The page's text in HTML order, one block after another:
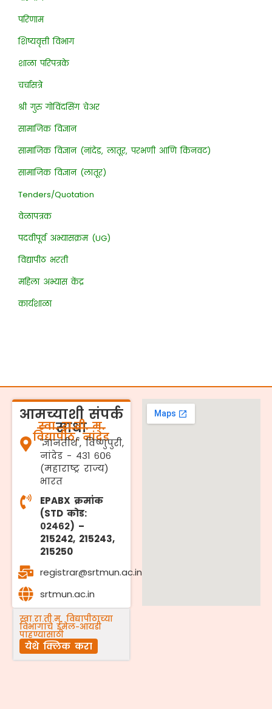
परिणाम
शिष्यवृत्ती विभाग
शाळा परिपत्रके
चर्चासत्रे
श्री गुरु गोविंदसिंग चेअर
सामाजिक विज्ञान
सामाजिक विज्ञान (नांदेड, लातूर, परभणी आणि किनवट)
सामाजिक विज्ञान (लातूर)
Tenders/Quotation
वेळापत्रक
पदवीपूर्व अभ्यासक्रम (UG)
विद्यापीठ भरती
महिला अभ्यास केंद्र
कार्यशाळा
आमच्याशी संपर्क
साधा
स्वा. रा.ती. म.
विद्यापीठ, नांदेड
'ज्ञानतीर्थ', विष्णुपुरी,
नांदेड - ४३१ ६०६
(महाराष्ट्र राज्य)
भारत
EPABX क्रमांक
(STD कोड:
०२४६२) –
215242, 215243,
215250
registrar@srtmun.ac.in
srtmun.ac.in
स्वा.रा.ती.म. विद्यापीठाच्या
विभागांचे ईमेल-आयडी
पाहण्यासाठी
येथे क्लिक करा